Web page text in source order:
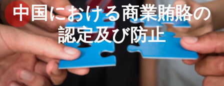
ッ
プ
中国における商業賄賂の
認定及び防止